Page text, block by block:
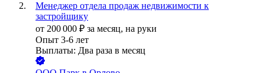
Менеджер отдела продаж недвижимости к
застройщику
от 200 000 ₽ за месяц, на руки
Опыт 3-6 лет
Выплаты: Два раза в месяц